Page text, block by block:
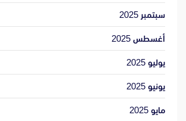
سبتمبر 2025
أغسطس 2025
يوليو 2025
يونيو 2025
مايو 2025